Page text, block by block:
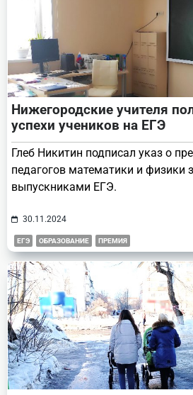
Нижегородские учителя
успехи учеников на ЕГЭ
Глеб Никитин подписал указ о
педагогов математики и физики
выпускниками ЕГЭ.
30.11.2024
ЕГЭ ОБРАЗОВАНИЕ ПРЕМИЯ